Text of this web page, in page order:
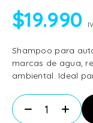
$19.990
Shampoo para
marcas de agua,
ambiental. Ideal